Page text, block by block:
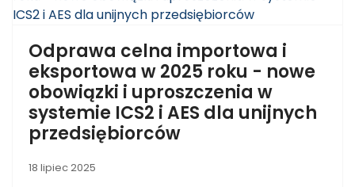
Odprawa celna importowa i
eksportowa w 2025 roku - nowe
obowiązki i uproszczenia w
systemie ICS2 i AES dla unijnych
przedsiębiorców
18 lipiec 2025